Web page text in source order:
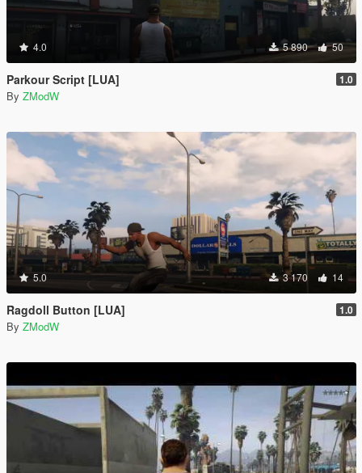
4.0 5 890 50
Parkour Script [LUA] 1.0
By ZModW
5.0 3 170 14
Ragdoll Button [LUA] 1.0
By ZModW